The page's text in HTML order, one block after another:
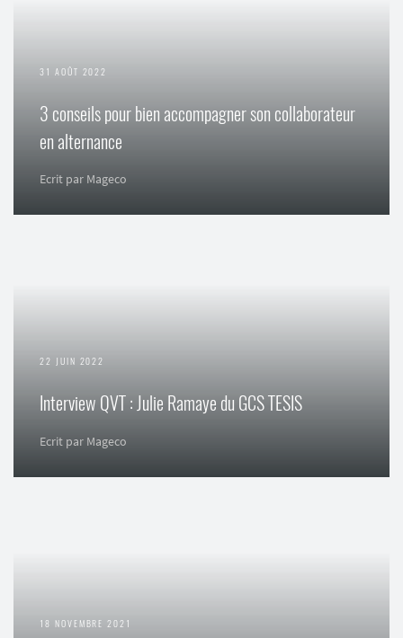
31 AOÛT 2022
3 conseils pour bien accompagner son collaborateur
en alternance
Ecrit par Mageco
22 JUIN 2022
Interview QVT : Julie Ramaye du GCS TESIS
Ecrit par Mageco
18 NOVEMBRE 2021